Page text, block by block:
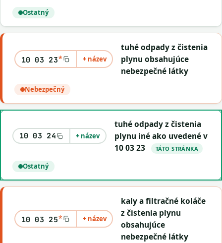
Ostatný
10 03 23* + název
tuhé odpady z čistenia
plynu obsahujúce
nebezpečné látky
Nebezpečný
10 03 24 + název
tuhé odpady z čistenia
plynu iné ako uvedené v
10 03 23
TÁTO STRÁNKA
Ostatný
10 03 25* + název
kaly a filtračné koláče
z čistenia plynu
obsahujúce
nebezpečné látky